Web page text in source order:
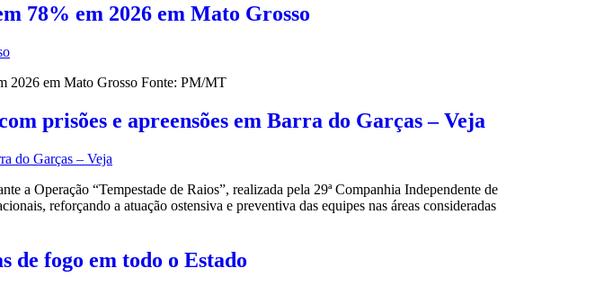
78% em 2026 em Mato Grosso
2026 em Mato Grosso Fonte: PM/MT
prisões e apreensões em Barra do Garças – Veja
Operação “Tempestade de Raios”, realizada pela 29ª Companhia Independente de
reforçando a atuação ostensiva e preventiva das equipes nas áreas consideradas
de fogo em todo o Estado